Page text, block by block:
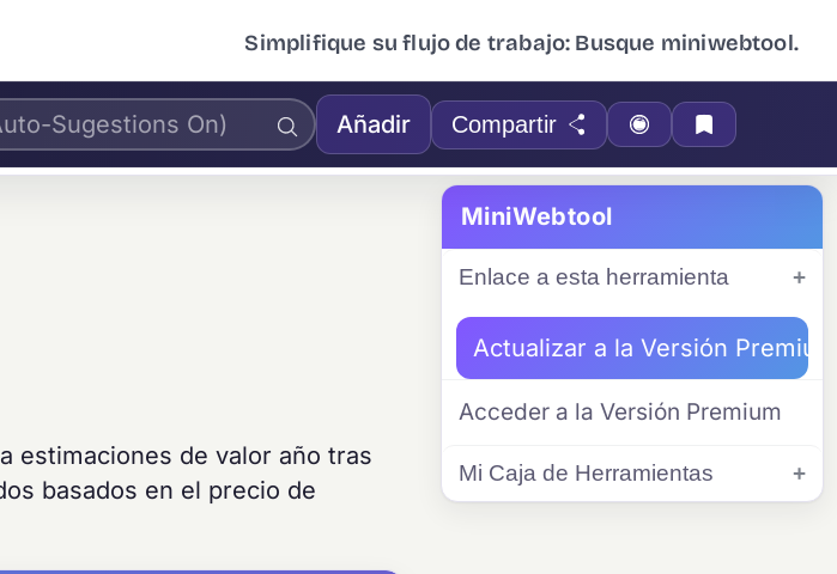
Simplifique su flujo de trabajo: Busque miniwebtool.
Añadir Compartir
estimaciones de valor año tras
basados en el precio de
MiniWebtool
Enlace a esta herramienta
Actualizar a la Versión Premium
Acceder a la Versión Premium
Mi Caja de Herramientas